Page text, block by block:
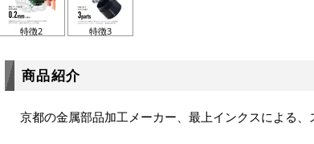
特徴2 特徴3
商品紹介
京都の金属部品加工メーカー、最上インクスによる、